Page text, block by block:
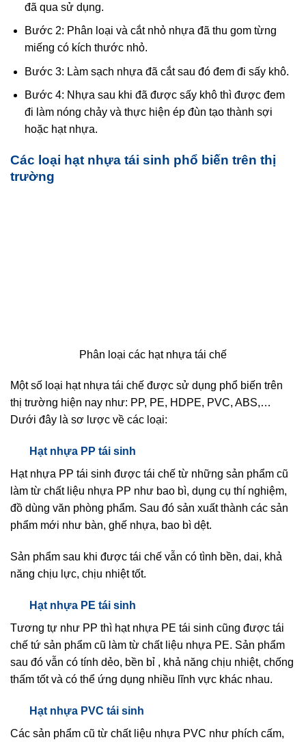
đã qua sử dụng.
Bước 2: Phân loại và cắt nhỏ nhựa đã thu gom từng
miếng có kích thước nhỏ.
Bước 3: Làm sạch nhựa đã cắt sau đó đem đi sấy khô.
Bước 4: Nhựa sau khi đã được sấy khô thì được đem
đi làm nóng chảy và thực hiện ép đùn tạo thành sợi
hoặc hạt nhựa.
Các loại hạt nhựa tái sinh phổ biến trên thị
trường
Phân loại các hạt nhựa tái chế
Một số loại hạt nhựa tái chế được sử dụng phổ biến trên
thị trường hiện nay như: PP, PE, HDPE, PVC, ABS,…
Dưới đây là sơ lược về các loại:
Hạt nhựa PP tái sinh
Hạt nhựa PP tái sinh được tái chế từ những sản phẩm cũ
làm từ chất liệu nhựa PP như bao bì, dụng cụ thí nghiệm,
đồ dùng văn phòng phẩm. Sau đó sản xuất thành các sản
phẩm mới như bàn, ghế nhựa, bao bì dệt.
Sản phẩm sau khi được tái chế vẫn có tình bền, dai, khả
năng chịu lực, chịu nhiệt tốt.
Hạt nhựa PE tái sinh
Tương tự như PP thì hạt nhựa PE tái sinh cũng được tái
chế tứ sản phẩm cũ làm từ chất liệu nhựa PE. Sản phẩm
sau đó vẫn có tính dẻo, bền bỉ , khả năng chịu nhiệt, chống
thấm tốt và có thể ứng dụng nhiều lĩnh vực khác nhau.
Hạt nhựa PVC tái sinh
Các sản phẩm cũ từ chất liệu nhựa PVC như phích cấm,